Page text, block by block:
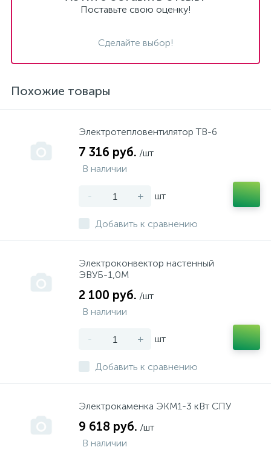
Поставьте свою оценку!
Сделайте выбор!
Похожие товары
Электротепловентилятор ТВ-6
7 316 руб. /шт
В наличии
- + шт
Добавить к сравнению
Электроконвектор настенный
ЭВУБ-1,0М
2 100 руб. /шт
В наличии
- + шт
Добавить к сравнению
Электрокаменка ЭКМ1-3 кВт СПУ
9 618 руб. /шт
В наличии